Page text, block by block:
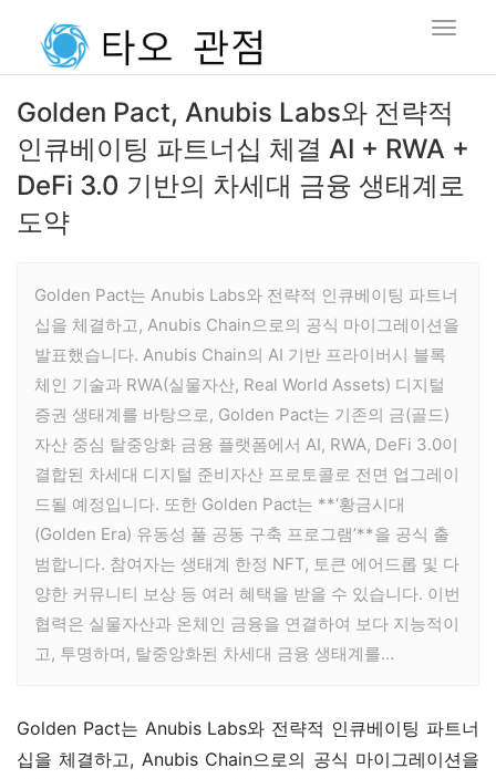
Golden Pact, Anubis Labs와 전략적
인큐베이팅 파트너십 체결 AI + RWA +
DeFi 3.0 기반의 차세대 금융 생태계로
도약
Golden Pact는 Anubis Labs와 전략적 인큐베이팅 파트너
십을 체결하고, Anubis Chain으로의 공식 마이그레이션을
발표했습니다. Anubis Chain의 AI 기반 프라이버시 블록
체인 기술과 RWA(실물자산, Real World Assets) 디지털
증권 생태계를 바탕으로, Golden Pact는 기존의 금(골드)
자산 중심 탈중앙화 금융 플랫폼에서 AI, RWA, DeFi 3.0이
결합된 차세대 디지털 준비자산 프로토콜로 전면 업그레이
드될 예정입니다. 또한 Golden Pact는 **‘황금시대
(Golden Era) 유동성 풀 공동 구축 프로그램’**을 공식 출
범합니다. 참여자는 생태계 한정 NFT, 토큰 에어드롭 및 다
양한 커뮤니티 보상 등 여러 혜택을 받을 수 있습니다. 이번
협력은 실물자산과 온체인 금융을 연결하여 보다 지능적이
고, 투명하며, 탈중앙화된 차세대 금융 생태계를…
Golden Pact는 Anubis Labs와 전략적 인큐베이팅 파트너
십을 체결하고, Anubis Chain으로의 공식 마이그레이션을